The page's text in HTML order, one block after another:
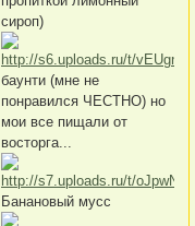
сироп)
баунти (мне не
понравился ЧЕСТНО) но
мои все пищали от
восторга...
Банановый мусс